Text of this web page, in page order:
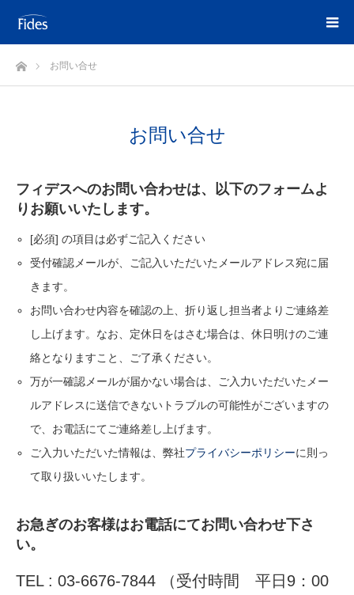
ホームお問い合せ
お問い合せ
フィデスへのお問い合わせは、以下のフォームよ
りお願いいたします。
[必須] の項目は必ずご記入ください
受付確認メールが、ご記入いただいたメールアドレス宛に届
きます。
お問い合わせ内容を確認の上、折り返し担当者よりご連絡差
し上げます。なお、定休日をはさむ場合は、休日明けのご連
絡となりますこと、ご了承ください。
万が一確認メールが届かない場合は、ご入力いただいたメー
ルアドレスに送信できないトラブルの可能性がございますの
で、お電話にてご連絡差し上げます。
ご入力いただいた情報は、弊社プライバシーポリシーに則っ
て取り扱いいたします。
お急ぎのお客様はお電話にてお問い合わせ下さ
い。
TEL : 03-6676-7844 （受付時間 平日9：00